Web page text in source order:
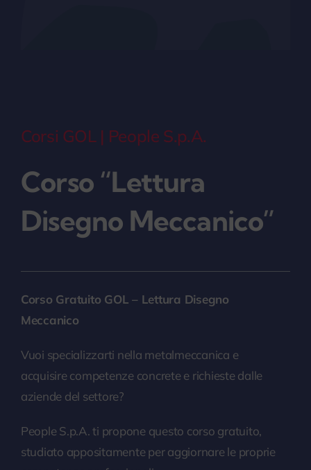
Corsi GOL | People S.p.A.
Corso “Lettura
Disegno Meccanico”
Corso Gratuito GOL – Lettura Disegno
Meccanico
Vuoi specializzarti nella metalmeccanica e
acquisire competenze concrete e richieste dalle
aziende del settore?
People S.p.A. ti propone questo corso gratuito,
studiato appositamente per aggiornare le proprie